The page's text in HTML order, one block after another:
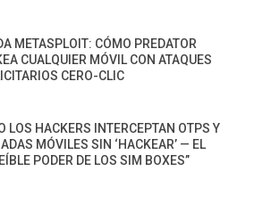
METASPLOIT: CÓMO PREDATOR
CUALQUIER MÓVIL CON ATAQUES
CERO-CLIC
LOS HACKERS INTERCEPTAN OTPS Y
MÓVILES SIN ‘HACKEAR’ — EL
PODER DE LOS SIM BOXES”